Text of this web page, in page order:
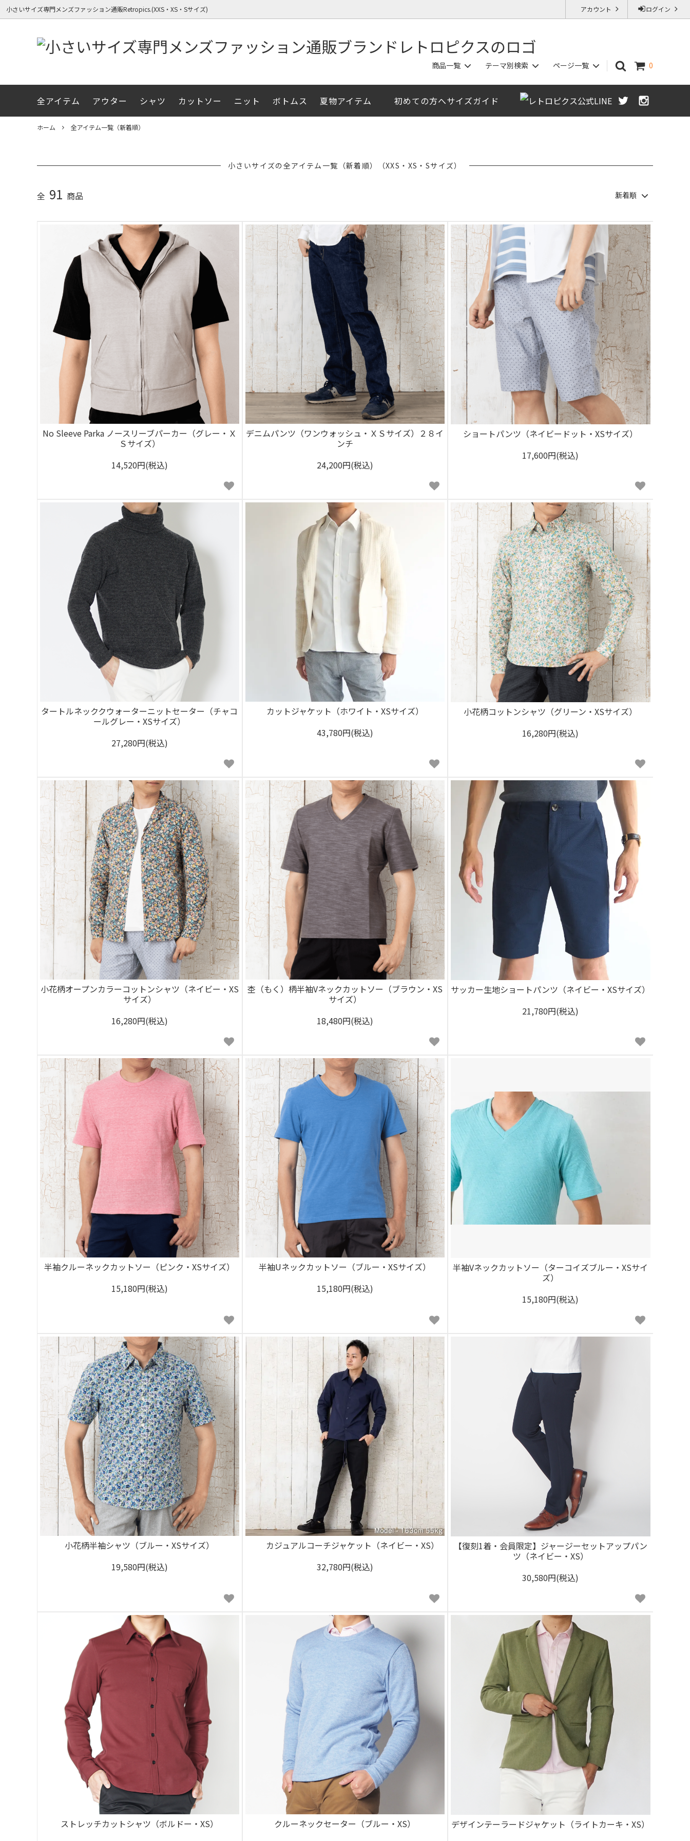
ログイン
アカウント
小さいサイズ専門メンズファッション通販Retropics.(XXS・XS・Sサイズ)
0
商品一覧
全アイテム一覧（新着順） 長袖シャツ/半袖シャツ アウター/ジャケット カットソー/ポロシャツ
ボトムス
テーマ別検索
全アイテム一覧（新着順） 春物アイテム 夏物アイテム 秋物アイテム
冬物アイテム
ページ一覧
RetroPics.のコンセプト メディア掲載 メルマガ登録クーポン ジャストサイズ保証（返品交換OK）
初めての方へサイズガイド
全アイテム アウター シャツ カットソー ニット ボトムス 夏物アイテム 初めての方へサイズガイド
ホーム 全アイテム一覧（新着順）
小さいサイズの全アイテム一覧（新着順）（XXS・XS・Sサイズ）
全 91 商品
No Sleeve Parka ノースリーブパーカー（グレー・Ｘ
Ｓサイズ）
14,520円(税込)
デニムパンツ（ワンウォッシュ・ＸＳサイズ）２８イ
ンチ
24,200円(税込)
ショートパンツ（ネイビードット・XSサイズ）
17,600円(税込)
タートルネッククウォーターニットセーター（チャコ
ールグレー・XSサイズ）
27,280円(税込)
カットジャケット（ホワイト・XSサイズ）
43,780円(税込)
小花柄コットンシャツ（グリーン・XSサイズ）
16,280円(税込)
小花柄オープンカラーコットンシャツ（ネイビー・XS
サイズ）
16,280円(税込)
杢（もく）柄半袖Vネックカットソー（ブラウン・XS
サイズ）
18,480円(税込)
サッカー生地ショートパンツ（ネイビー・XSサイズ）
21,780円(税込)
半袖クルーネックカットソー（ピンク・XSサイズ）
15,180円(税込)
半袖Uネックカットソー（ブルー・XSサイズ）
15,180円(税込)
半袖Vネックカットソー（ターコイズブルー・XSサイ
ズ）
15,180円(税込)
小花柄半袖シャツ（ブルー・XSサイズ）
19,580円(税込)
カジュアルコーチジャケット（ネイビー・XS）
32,780円(税込)
【復刻1着・会員限定】ジャージーセットアップパン
ツ（ネイビー・XS）
30,580円(税込)
ストレッチカットシャツ（ボルドー・XS）
クルーネックセーター（ブルー・XS）
デザインテーラードジャケット（ライトカーキ・XS）